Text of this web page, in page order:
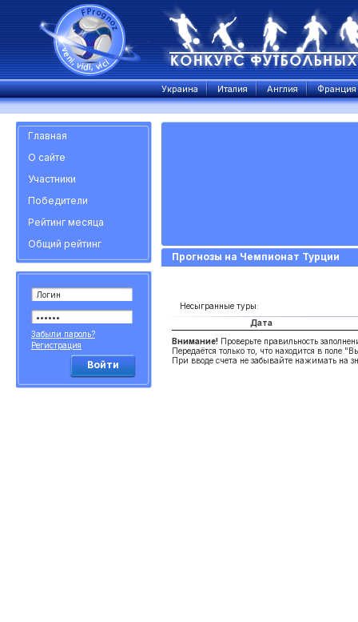
Украина Италия Англия Франция
Главная
О сайте
Участники
Победители
Рейтинг месяца
Общий рейтинг
Забыли пароль?
Регистрация
Войти
Прогнозы на Чемпионат Турции
Несыгранные туры:
Дата
Внимание!Проверьте правильность
Передаётся только то, что находится в поле
При вводе счета не забывайте нажимать на